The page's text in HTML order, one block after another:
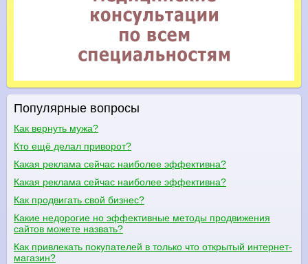
Популярные вопросы
Как вернуть мужа?
Кто ещё делал приворот?
Какая реклама сейчас наиболее эффективна?
Какая реклама сейчас наиболее эффективна?
Как продвигать свой бизнес?
Какие недорогие но эффективные методы продвижения
сайтов можете назвать?
Как привлекать покупателей в только что открытый интернет-
магазин?